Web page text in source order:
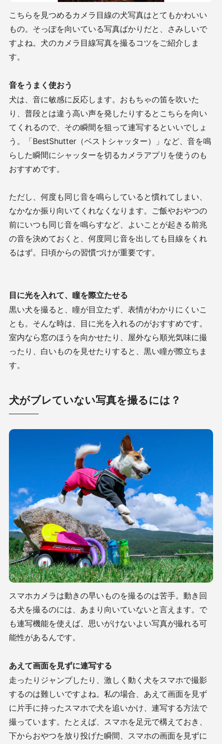
こちらを見つめるカメラ目線の犬写真はとてもかわいい
もの。そっぽを向いている写真ばかりだと、さみしいで
すよね。犬のカメラ目線写真を撮るコツをご紹介しま
す。
音をうまく使おう
犬は、音に敏感に反応します。おもちゃの笛を吹いた
り、普段とは違う高い声を発したりするとこちらを向い
てくれるので、その瞬間を狙って連写するといいでしょ
う。「BestShutter （ベストシャッター）」など、音を鳴
らした瞬間にシャッターを切るカメラアプリを使うのも
おすすめです。
ただし、何度も同じ音を鳴らしていると慣れてしまい、
なかなか振り向いてくれなくなります。ご飯やおやつの
前にいつも同じ音を鳴らすなど、よいことが起きる前兆
の音を決めておくと、何度同じ音を出しても目線をくれ
るはず。日頃からの習慣づけが重要です。
目に光を入れて、瞳を際立たせる
黒い犬を撮ると、瞳が目立たず、表情がわかりにくいこ
とも。そんな時は、目に光を入れるのがおすすめです。
室内なら窓のほうを向かせたり、屋外なら順光気味に撮
ったり、白いものを見せたりすると、黒い瞳が際立ちま
す。
犬がブレていない写真を撮るには？
スマホカメラは動きの早いものを撮るのは苦手。動き回
る犬を撮るのには、あまり向いていないと言えます。で
も連写機能を使えば、思いがけないよい写真が撮れる可
能性があるんです。
あえて画面を見ずに連写する
走ったりジャンプしたり、激しく動く犬をスマホで撮影
するのは難しいですよね。私の場合、あえて画面を見ず
に片手に持ったスマホで犬を追いかけ、連写する方法で
撮っています。たとえば、スマホを足元で構えておき、
下からおやつを放り投げた瞬間、スマホの画面を見ずに